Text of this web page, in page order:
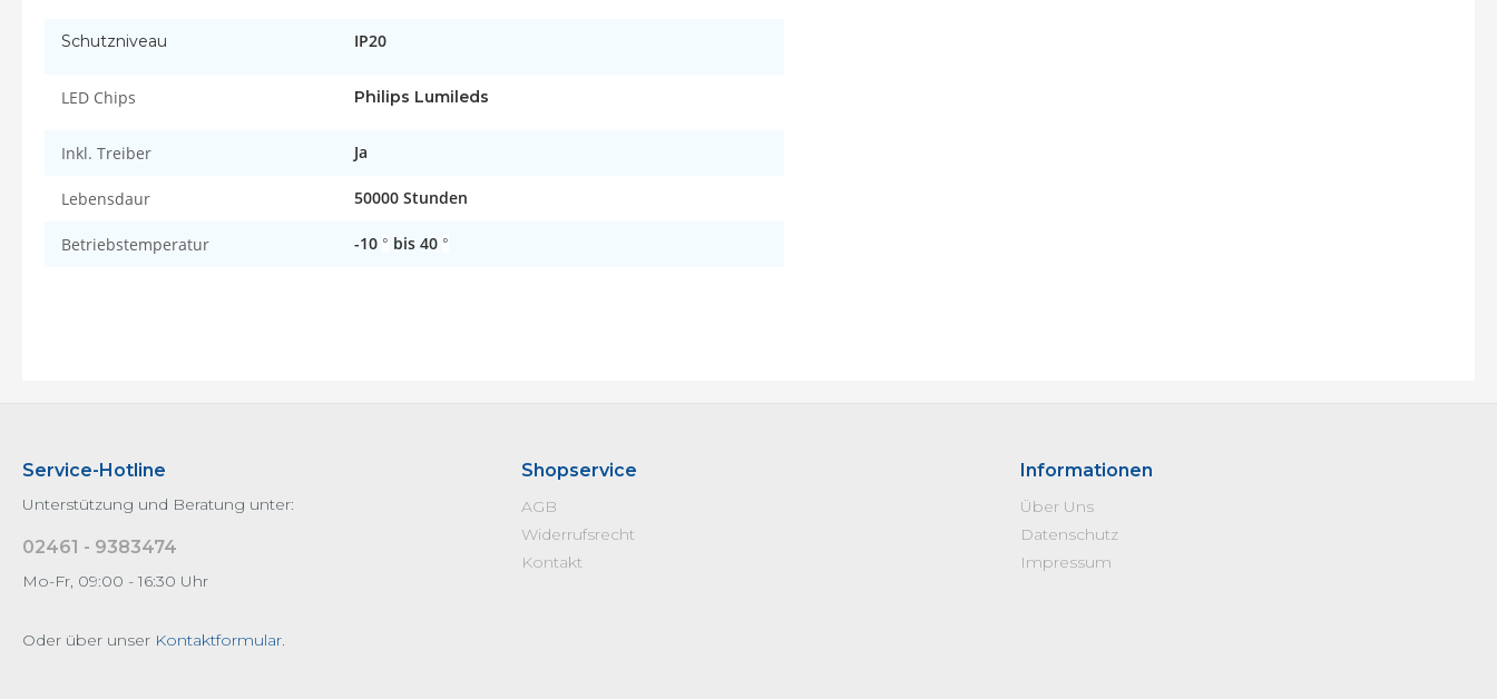
Schutzniveau IP20
LED Chips Philips Lumileds
Inkl. Treiber Ja
Lebensdaur 50000 Stunden
Betriebstemperatur -10 ° bis 40 °
Service-Hotline
Unterstützung und Beratung unter:
02461 - 9383474
Mo-Fr, 09:00 - 16:30 Uhr
Oder über unser Kontaktformular.
Shopservice
AGB
Widerrufsrecht
Kontakt
Informationen
Über Uns
Datenschutz
Impressum